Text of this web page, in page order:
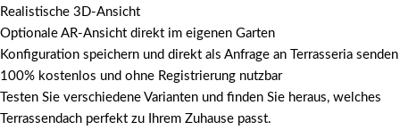
Realistische 3D-Ansicht
Optionale AR-Ansicht direkt im eigenen Garten
Konfiguration speichern und direkt als Anfrage an Terrasseria senden
100% kostenlos und ohne Registrierung nutzbar
Testen Sie verschiedene Varianten und finden Sie heraus, welches
Terrassendach perfekt zu Ihrem Zuhause passt.